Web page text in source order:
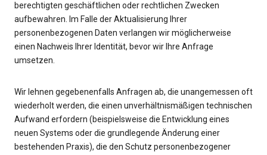
berechtigten geschäftlichen oder rechtlichen Zwecken
aufbewahren. Im Falle der Aktualisierung Ihrer
personenbezogenen Daten verlangen wir möglicherweise
einen Nachweis Ihrer Identität, bevor wir Ihre Anfrage
umsetzen.
Wir lehnen gegebenenfalls Anfragen ab, die unangemessen oft
wiederholt werden, die einen unverhältnismäßigen technischen
Aufwand erfordern (beispielsweise die Entwicklung eines
neuen Systems oder die grundlegende Änderung einer
bestehenden Praxis), die den Schutz personenbezogener